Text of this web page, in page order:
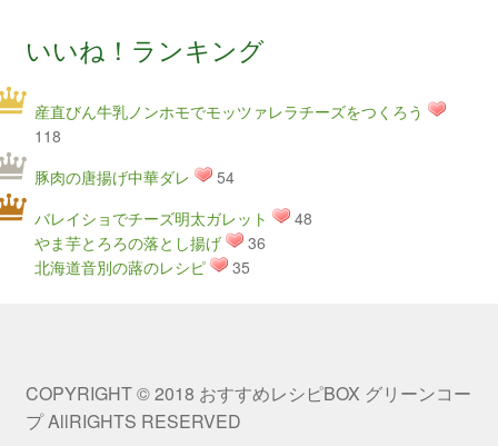
いいね！ランキング
産直びん牛乳ノンホモでモッツァレラチーズをつくろう
118
豚肉の唐揚げ中華ダレ
54
バレイショでチーズ明太ガレット
48
やま芋とろろの落とし揚げ
36
北海道音別の蕗のレシピ
35
COPYRIGHT © 2018 おすすめレシピBOX グリーンコー
プ AllRIGHTS RESERVED